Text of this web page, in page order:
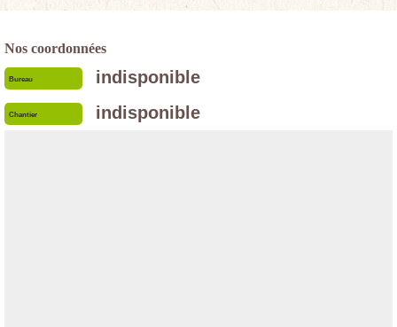
Nos coordonnées
Bureau indisponible
Chantier indisponible